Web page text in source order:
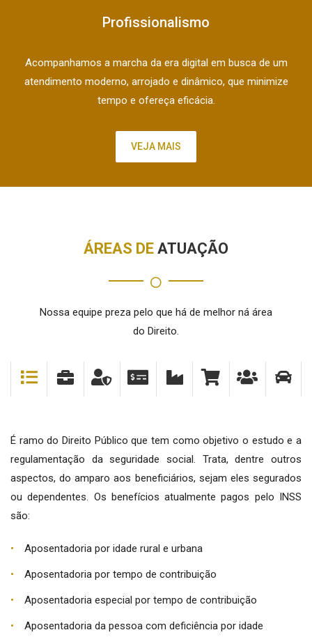
Profissionalismo
Acompanhamos a marcha da era digital em busca de um
atendimento moderno, arrojado e dinâmico, que minimize
tempo e ofereça eficácia.
VEJA MAIS
ÁREAS DE ATUAÇÃO
Nossa equipe preza pelo que há de melhor ná área
do Direito.
É ramo do Direito Público que tem como objetivo o estudo e a
regulamentação da seguridade social. Trata, dentre outros
aspectos, do amparo aos beneficiários, sejam eles segurados
ou dependentes. Os benefícios atualmente pagos pelo INSS
são:
Aposentadoria por idade rural e urbana
Aposentadoria por tempo de contribuição
Aposentadoria especial por tempo de contribuição
Aposentadoria da pessoa com deficiência por idade